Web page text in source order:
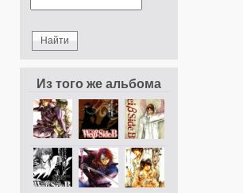
Из того же альбома